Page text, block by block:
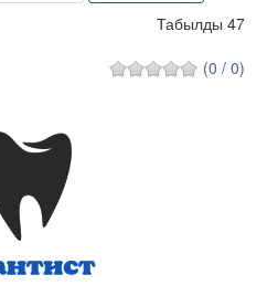
Табылды 47
(0 / 0)